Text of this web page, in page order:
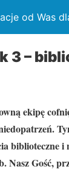
od Was
3 –
ekipę
biblioteczne i
Nasz Gość,